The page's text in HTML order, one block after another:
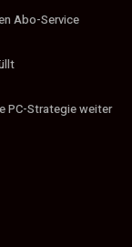
Abo-Service
PC-Strategie weiter